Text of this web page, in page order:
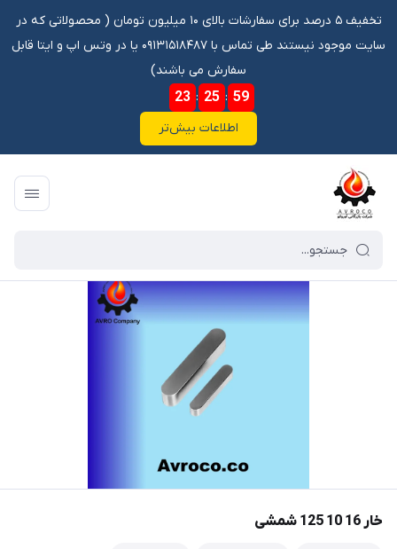
تخفیف ۵ درصد برای سفارشات بالای ۱۰ میلیون تومان ‌‌(‌‌ محصولاتی که در
سایت موجود نیستند طی تماس با ۰۹۱۳۱۵۱۸۴۸۷ یا در وتس اپ و ایتا قابل
سفارش می باشند)
23 : 25 : 58
اطلاعات بیش‌تر
فروشگاه آنلاین آوروکو
خار 16 10 125 شمشی